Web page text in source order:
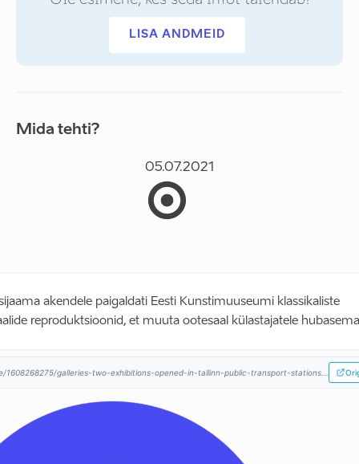
LISA ANDMEID
Mida tehti?
05.07.2021
akendele paigaldati Eesti Kunstimuuseumi klassikaliste
reproduktsioonid, et muuta ootesaal külastajatele
1608268275/galleries-two-exhibitions-opened-in-tallinn-public-transport-stations...